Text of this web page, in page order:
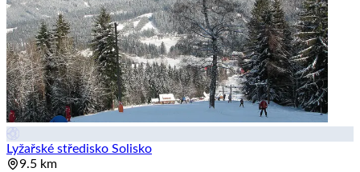
Lyžařské středisko Solisko
9.5 km